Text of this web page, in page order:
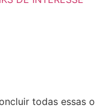
todas